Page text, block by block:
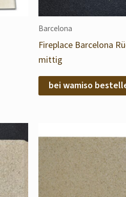
Barcelona
Fireplace Barcelona
mittig
bei wamiso